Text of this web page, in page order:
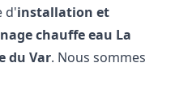
d'installation et
chauffe eau La
du Var. Nous sommes